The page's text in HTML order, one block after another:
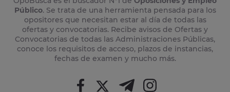
Público. Se trata de una herramienta pensada para los
opositores que necesitan estar al día de todas las
ofertas y convocatorias. Recibe avisos de Ofertas y
Convocatorias de todas las Administraciones Públicas,
conoce los requisitos de acceso, plazos de instancias,
fechas de examen y mucho más.